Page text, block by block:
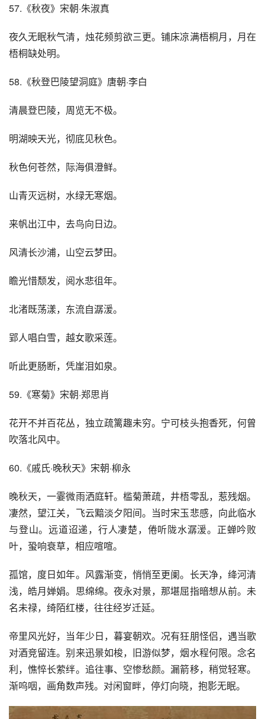
57.《秋夜》宋朝·朱淑真
夜久无眠秋气清，烛花频剪欲三更。铺床凉满梧桐月，月在
梧桐缺处明。
58.《秋登巴陵望洞庭》唐朝·李白
清晨登巴陵，周览无不极。
明湖映天光，彻底见秋色。
秋色何苍然，际海俱澄鲜。
山青灭远树，水绿无寒烟。
来帆出江中，去鸟向日边。
风清长沙浦，山空云梦田。
瞻光惜颓发，阅水悲徂年。
北渚既荡漾，东流自潺湲。
郢人唱白雪，越女歌采莲。
听此更肠断，凭崖泪如泉。
59.《寒菊》宋朝·郑思肖
花开不并百花丛，独立疏篱趣未穷。宁可枝头抱香死，何曾
吹落北风中。
60.《戚氏·晚秋天》宋朝·柳永
晚秋天，一霎微雨洒庭轩。槛菊萧疏，井梧零乱，惹残烟。
凄然，望江关，飞云黯淡夕阳间。当时宋玉悲感，向此临水
与登山。远道迢递，行人凄楚，倦听陇水潺湲。正蝉吟败
叶，蛩响衰草，相应喧喧。
孤馆，度日如年。风露渐变，悄悄至更阑。长天净，绛河清
浅，皓月婵娟。思绵绵。夜永对景，那堪屈指暗想从前。未
名未禄，绮陌红楼，往往经岁迁延。
帝里风光好，当年少日，暮宴朝欢。况有狂朋怪侣，遇当歌
对酒竞留连。别来迅景如梭，旧游似梦，烟水程何限。念名
利，憔悴长萦绊。追往事、空惨愁颜。漏箭移，稍觉轻寒。
渐呜咽，画角数声残。对闲窗畔，停灯向晓，抱影无眠。